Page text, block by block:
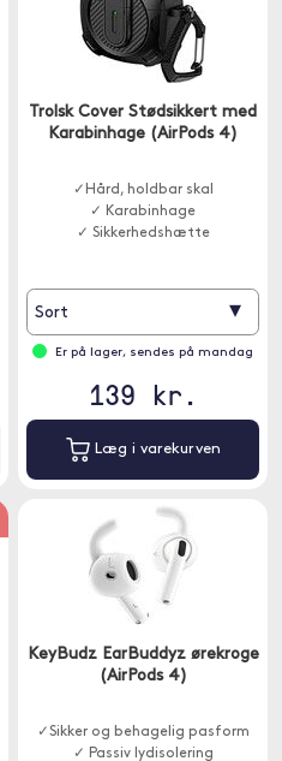
Trolsk Cover Stødsikkert med
Karabinhage (AirPods 4)
✓Hård, holdbar skal
✓ Karabinhage
✓ Sikkerhedshætte
Sort ▾
Er på lager, sendes på mandag
139 kr.
Læg i varekurven
KeyBudz EarBuddyz ørekroge
(AirPods 4)
✓Sikker og behagelig pasform
✓ Passiv lydisolering